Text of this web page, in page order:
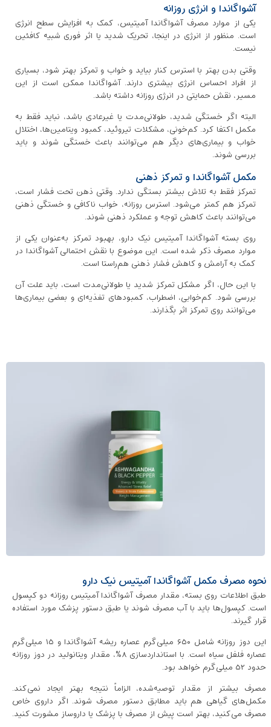
آشواگاندا و انرژی روزانه
یکی از موارد مصرف آشواگاندا آمیتیس، کمک به افزایش سطح انرژی
است. منظور از انرژی در اینجا، تحریک شدید یا اثر فوری شبیه کافئین
نیست.
وقتی بدن بهتر با استرس کنار بیاید و خواب و تمرکز بهتر شود، بسیاری
از افراد احساس انرژی بیشتری دارند. آشواگاندا ممکن است از این
مسیر، نقش حمایتی در انرژی روزانه داشته باشد.
البته اگر خستگی شدید، طولانی‌مدت یا غیرعادی باشد، نباید فقط به
مکمل اکتفا کرد. کم‌خونی، مشکلات تیروئید، کمبود ویتامین‌ها، اختلال
خواب و بیماری‌های دیگر هم می‌توانند باعث خستگی شوند و باید
بررسی شوند.
مکمل آشواگاندا و تمرکز ذهنی
تمرکز فقط به تلاش بیشتر بستگی ندارد. وقتی ذهن تحت فشار است،
تمرکز هم کمتر می‌شود. استرس روزانه، خواب ناکافی و خستگی ذهنی
می‌توانند باعث کاهش توجه و عملکرد ذهنی شوند.
روی بسته آشواگاندا آمیتیس نیک دارو، بهبود تمرکز به‌عنوان یکی از
موارد مصرف ذکر شده است. این موضوع با نقش احتمالی آشواگاندا در
کمک به آرامش و کاهش فشار ذهنی هم‌راستا است.
با این حال، اگر مشکل تمرکز شدید یا طولانی‌مدت است، باید علت آن
بررسی شود. کم‌خوابی، اضطراب، کمبودهای تغذیه‌ای و بعضی بیماری‌ها
می‌توانند روی تمرکز اثر بگذارند.
نحوه مصرف مکمل آشواگاندا آمیتیس نیک دارو
طبق اطلاعات روی بسته، مقدار مصرف آشواگاندا آمیتیس روزانه دو کپسول
است. کپسول‌ها باید با آب مصرف شوند یا طبق دستور پزشک مورد استفاده
قرار گیرند.
این دوز روزانه شامل ۶۵۰ میلی‌گرم عصاره ریشه آشواگاندا و ۱۵ میلی‌گرم
عصاره فلفل سیاه است. با استانداردسازی ۸٪، مقدار ویتانولید در دوز روزانه
حدود ۵۲ میلی‌گرم خواهد بود.
مصرف بیشتر از مقدار توصیه‌شده، الزاماً نتیجه بهتر ایجاد نمی‌کند.
مکمل‌های گیاهی هم باید مطابق دستور مصرف شوند. اگر داروی خاص
مصرف می‌کنید، بهتر است پیش از مصرف با پزشک یا داروساز مشورت کنید.